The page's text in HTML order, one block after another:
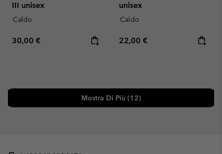
III unisex
Caldo
Regular price:
30,00 €
unisex
Caldo
Regular price:
22,00 €
Mostra Di Più (12)